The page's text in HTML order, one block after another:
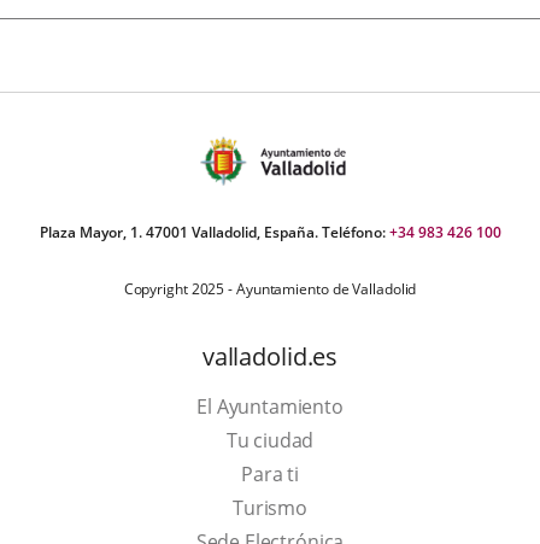
Plaza Mayor, 1. 47001 Valladolid, España. Teléfono:+34 983 426 100
Copyright 2025 - Ayuntamiento de Valladolid
valladolid.es
El Ayuntamiento
Tu ciudad
Para ti
TurismoThis